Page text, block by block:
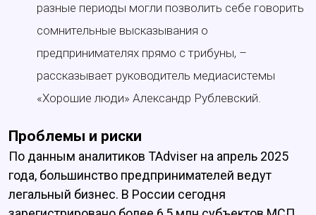
разные периоды могли позволить себе говорить
сомнительные высказывания о
предпринимателях прямо с трибуны, –
рассказывает руководитель медиасистемы
«Хорошие люди» Александр Рублевский.
Проблемы и риски
По данным аналитиков TAdviser на апрель 2025
года, большинство предпринимателей ведут
легальный бизнес. В России сегодня